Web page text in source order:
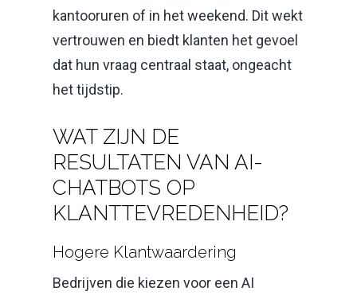
kantooruren of in het weekend. Dit wekt
vertrouwen en biedt klanten het gevoel
dat hun vraag centraal staat, ongeacht
het tijdstip.
WAT ZIJN DE
RESULTATEN VAN AI-
CHATBOTS OP
KLANTTEVREDENHEID?
Hogere Klantwaardering
Bedrijven die kiezen voor een AI